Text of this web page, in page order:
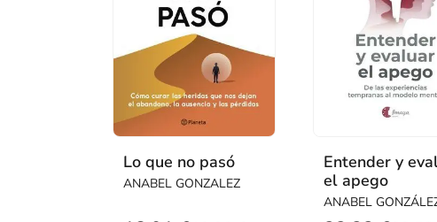
Lo que no pasó
ANABEL GONZALEZ
Entender y
el apego
ANABEL